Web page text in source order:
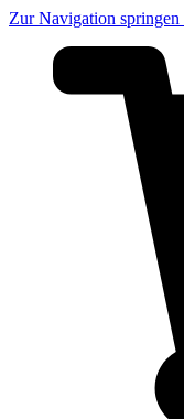
Zur Navigation springen